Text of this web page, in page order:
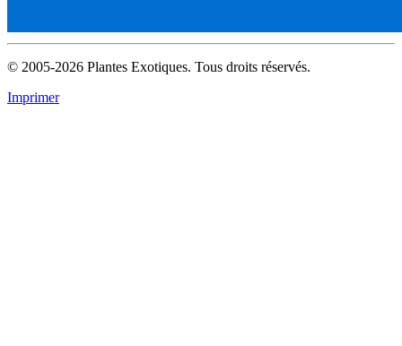
© 2005-2026 Plantes Exotiques. Tous droits réservés.
Imprimer